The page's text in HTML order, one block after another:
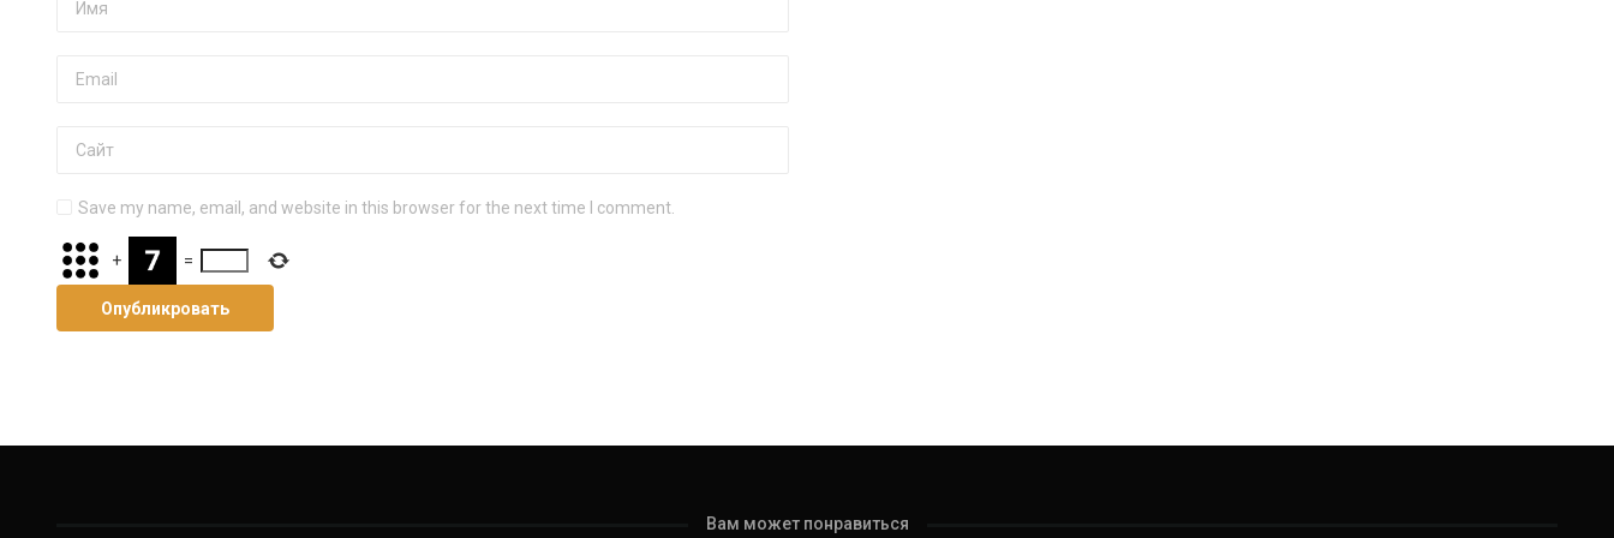
Save my name, email, and website in this browser for the next time I comment.
+ =
Вам может понравиться